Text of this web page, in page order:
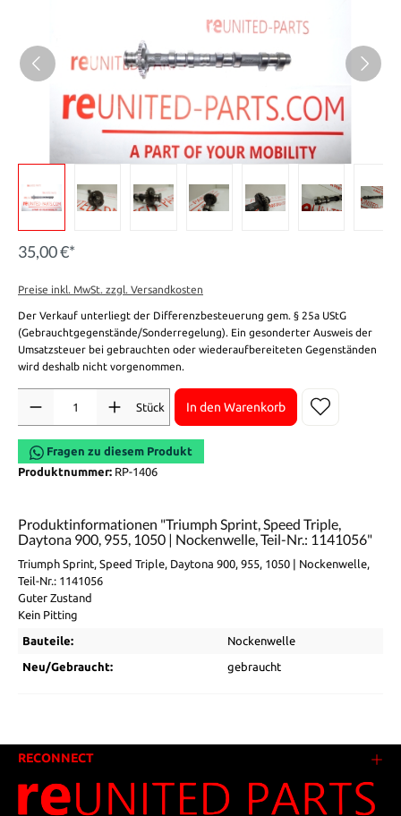
35,00 €*
Preise inkl. MwSt. zzgl. Versandkosten
Der Verkauf unterliegt der Differenzbesteuerung gem. § 25a UStG
(Gebrauchtgegenstände/Sonderregelung). Ein gesonderter Ausweis der
Umsatzsteuer bei gebrauchten oder wiederaufbereiteten Gegenständen
wird deshalb nicht vorgenommen.
Stück
In den Warenkorb
Fragen zu diesem Produkt
Produktnummer: RP-1406
Produktinformationen "Triumph Sprint, Speed Triple,
Daytona 900, 955, 1050 | Nockenwelle, Teil-Nr.: 1141056"
Triumph Sprint, Speed Triple, Daytona 900, 955, 1050 | Nockenwelle,
Teil-Nr.: 1141056
Guter Zustand
Kein Pitting
Bauteile: Nockenwelle
Neu/Gebraucht: gebraucht
RECONNECT